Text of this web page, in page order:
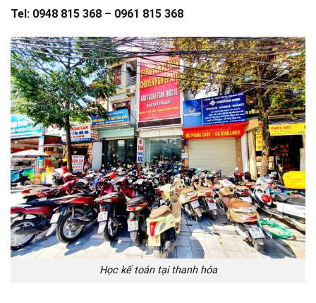
Tel: 0948 815 368 – 0961 815 368
Học kế toán tại thanh hóa